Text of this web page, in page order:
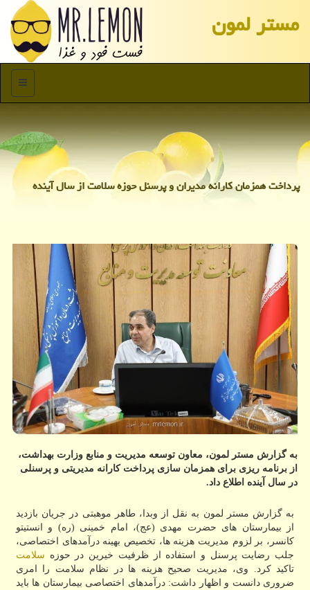
مستر لمون
منو
پرداخت همزمان کارانه مدیران و پرسنل حوزه سلامت از سال آینده
به گزارش مستر لمون، معاون توسعه مدیریت و منابع وزارت بهداشت،
از برنامه ریزی برای همزمان سازی پرداخت کارانه مدیریتی و پرسنلی
در سال آینده اطلاع داد.
به گزارش مستر لمون به نقل از وبدا، طاهر موهبتی در جریان بازدید
از بیمارستان های حضرت مهدی (عج)، امام خمینی (ره) و انستیتو
کانسر، بر لزوم مدیریت هزینه ها، تخصیص بهینه درآمدهای اختصاصی،
جلب رضایت پرسنل و استفاده از ظرفیت خیرین در حوزه سلامت
تاکید کرد. وی، مدیریت صحیح هزینه ها در نظام سلامت را امری
ضروری دانست و اظهار داشت: درآمدهای اختصاصی بیمارستان ها باید